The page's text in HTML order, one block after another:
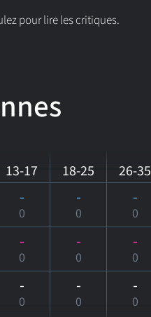
pour lire les critiques.
13-17 18-25 26-35
-
0
-
0
-
0
-
0
-
0
-
0
-
0
-
0
-
0